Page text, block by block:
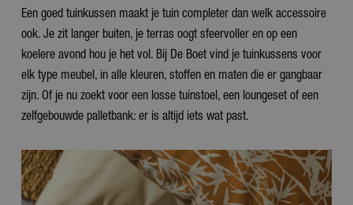
Een goed tuinkussen maakt je tuin completer dan welk accessoire
ook. Je zit langer buiten, je terras oogt sfeervoller en op een
koelere avond hou je het vol. Bij De Boet vind je tuinkussens voor
elk type meubel, in alle kleuren, stoffen en maten die er gangbaar
zijn. Of je nu zoekt voor een losse tuinstoel, een loungeset of een
zelfgebouwde palletbank: er is altijd iets wat past.